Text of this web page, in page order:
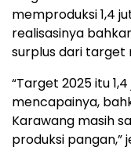
memproduksi 1,4
realisasinya
surplus dari target
“Target 2025 itu
mencapainya,
Karawang masih
produksi pangan,”